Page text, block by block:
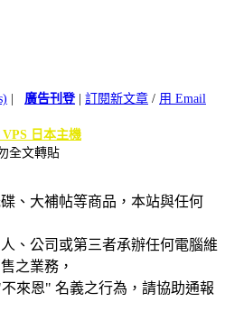
廣告刊登| 訂閱新文章 / 用 Email
日本主機
全文轉貼
、大補帖等商品，本站與任何
、公司或第三者承辦任何電腦維
之業務，
來恩" 名義之行為，請協助通報